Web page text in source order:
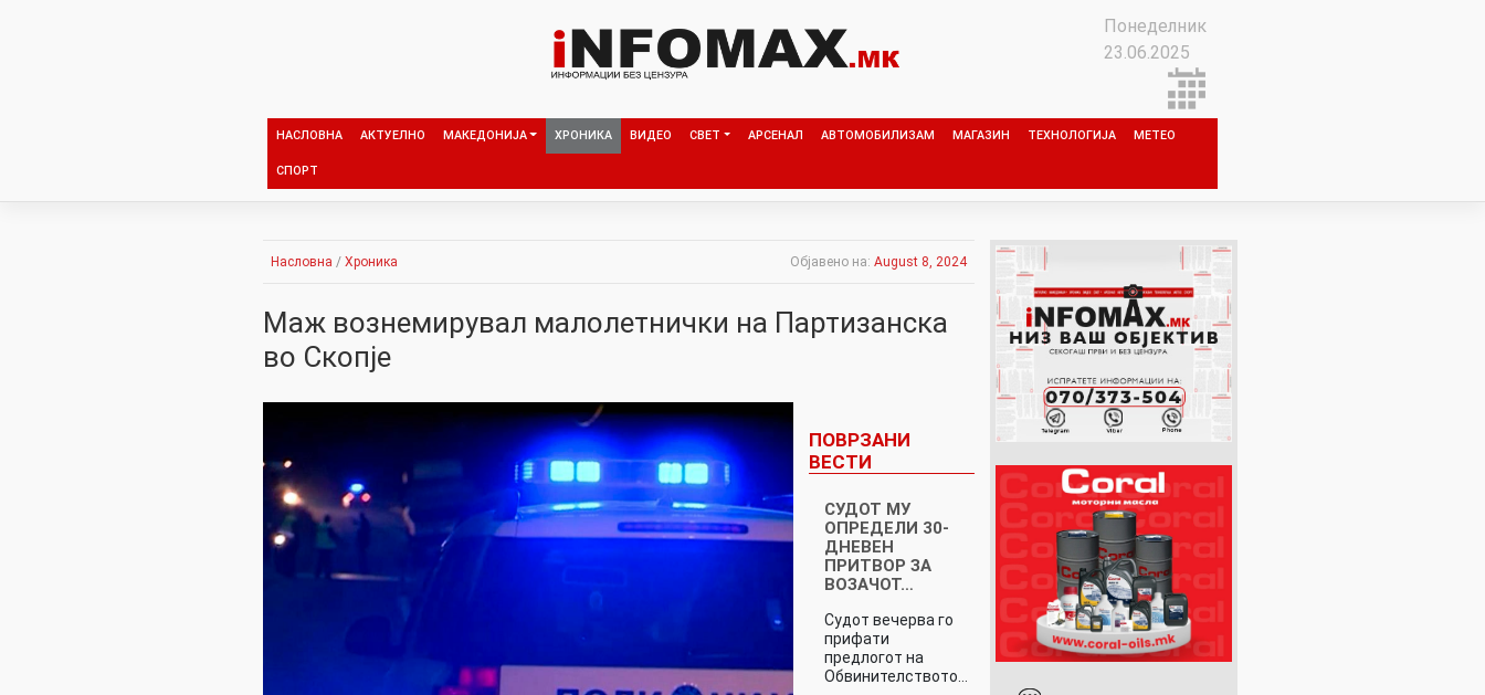
Понеделник
23.06.2025
НАСЛОВНА АКТУЕЛНО МАКЕДОНИЈА ХРОНИКА ВИДЕО СВЕТ АРСЕНАЛ АВТОМОБИЛИЗАМ МАГАЗИН ТЕХНОЛОГИЈА МЕТЕО
СПОРТ
Насловна / Хроника Објавено на: August 8, 2024
Маж вознемирувал малолетнички на Партизанска
во Скопје
ПОВРЗАНИ
ВЕСТИ
СУДОТ МУ
ОПРЕДЕЛИ 30-
ДНЕВЕН
ПРИТВОР ЗА
ВОЗАЧОТ…
Судот вечерва го
прифати
предлогот на
Обвинителството…